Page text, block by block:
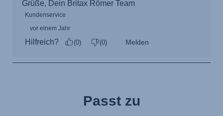
Passt zu